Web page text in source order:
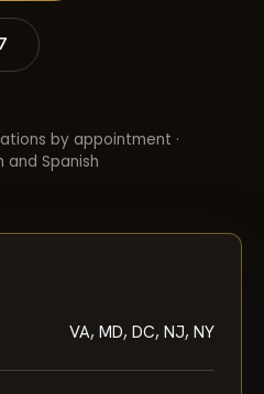
by appointment ·
and Spanish
VA, MD, DC, NJ, NY